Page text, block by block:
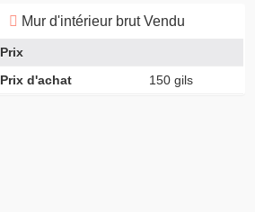
Mur d'intérieur brut Vendu
Prix
Prix d'achat
150 gils